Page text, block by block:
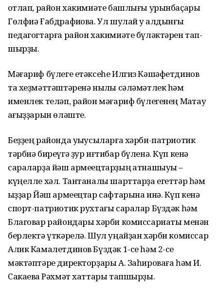
ҡотлап, район хакимиәте башлығы урынбаҫары
Гөлфиә Ғабдрафиҡова. Ул шулай уҡ алдынғы
педагогтарға район хакимиәте бүләктәрен тап-
шырҙы.
Мәғариф бүлеге етәксеһе Илгиз Кәшәфетдинов
та хеҙмәттәштәренә ныҡлы сәләмәтлек һәм
именлек теләп, район мәғариф бүлегенең Маҡтау
ҡағыҙҙарын өләште.
Беҙҙең районда уҡыусыларға хәрби-патриотик
тәрбиә биреүгә ҙур иғтибар бүленә. Күп кенә
сараларҙа йәш армеецтарҙың ҡатнашыуы –
күңелле хәл. Тантаналы шарттарҙа егеттәр һәм
ҡыҙҙар Йәш армеецтар сафтарына инә. Күп кенә
спорт-патриотик рухтағы саралар Бүздәк һәм
Благовар райондары хәрби комиссариаты менән
берлектә үткәрелә. Шул уңайҙан хәрби комиссар
Алик Камалетдинов Бүздәк 1-се һәм 2-се
мәктәптәре директорҙары А. Заһироваға һәм И.
Сакаевҡа Рәхмәт хаттары тапшырҙы.